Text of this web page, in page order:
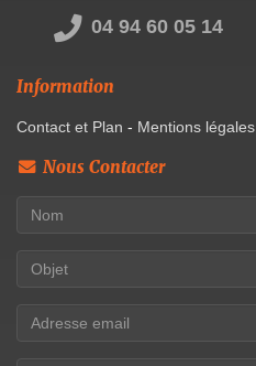
04 94 60 05 14
Information
Contact et Plan - Mentions légales
Nous Contacter